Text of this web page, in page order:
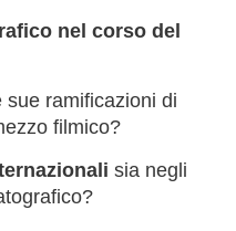
nel corso del
sue ramificazioni di
filmico?
sia negli